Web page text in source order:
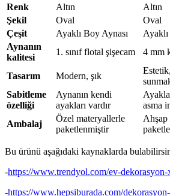
Renk
Altın
Altın
Şekil
Oval
Oval
Çeşit
Ayaklı Boy Aynası
Aynanın
kalitesi
1. sınıf flotal şişecam 4 mm
Tasarım Modern, şık
Sabitleme
özelliği
Aynanın kendi
ayakları vardır
asma
Ambalaj
Özel materyallerle
paketlenmiştir
Ahşap
Bu ürünü aşağıdaki kaynaklarda
-https://www.trendyol.com/ev-dekorasyon-
-https://www.hepsiburada.com/